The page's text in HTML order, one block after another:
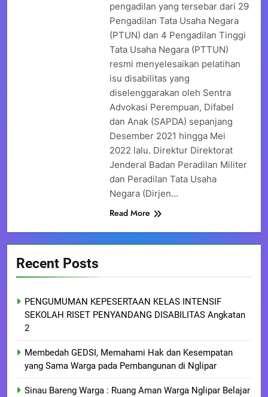
pengadilan yang tersebar dari 29
Pengadilan Tata Usaha Negara
(PTUN) dan 4 Pengadilan Tinggi
Tata Usaha Negara (PTTUN)
resmi menyelesaikan pelatihan
isu disabilitas yang
diselenggarakan oleh Sentra
Advokasi Perempuan, Difabel
dan Anak (SAPDA) sepanjang
Desember 2021 hingga Mei
2022 lalu. Direktur Direktorat
Jenderal Badan Peradilan Militer
dan Peradilan Tata Usaha
Negara (Dirjen…
Read More
Recent Posts
PENGUMUMAN KEPESERTAAN KELAS INTENSIF
SEKOLAH RISET PENYANDANG DISABILITAS Angkatan
2
Membedah GEDSI, Memahami Hak dan Kesempatan
yang Sama Warga pada Pembangunan di Nglipar
Sinau Bareng Warga : Ruang Aman Warga Nglipar Belajar